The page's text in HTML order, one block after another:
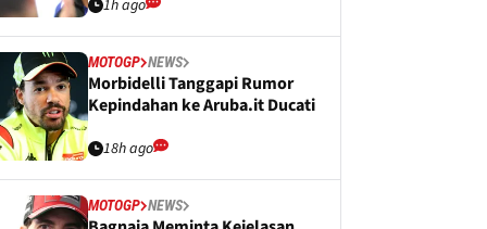
1h ago
MOTOGP NEWS
Morbidelli Tanggapi Rumor
Kepindahan ke Aruba.it Ducati
18h ago
MOTOGP NEWS